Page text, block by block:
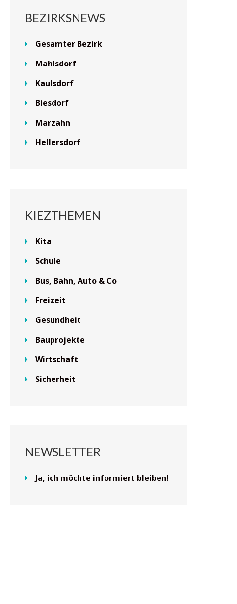
BEZIRKSNEWS
Gesamter Bezirk
Mahlsdorf
Kaulsdorf
Biesdorf
Marzahn
Hellersdorf
KIEZTHEMEN
Kita
Schule
Bus, Bahn, Auto & Co
Freizeit
Gesundheit
Bauprojekte
Wirtschaft
Sicherheit
NEWSLETTER
Ja, ich möchte informiert bleiben!